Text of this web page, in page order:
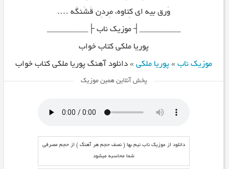
وَرق بیه ای کِتاوه، مِردِن قَشَنگَه ….
_________┤ موزیک ناب ├_________
پوریا ملکی کتاب خواب
موزیک ناب» پوریا ملکی» دانلود آهنگ پوریا ملکی کتاب خواب
پخش آنلاین همین موزیک
دانلود از موزیک ناب نیم بها ( نصف حجم هر آهنگ ) از حجم مصرفی
شما محاسبه میشود